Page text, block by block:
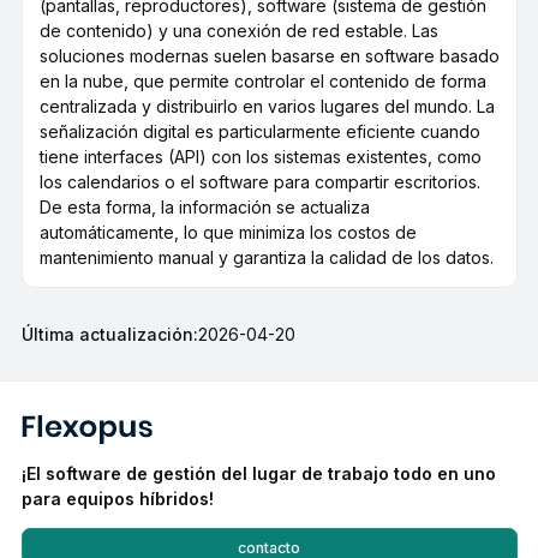
(pantallas, reproductores), software (sistema de gestión
de contenido) y una conexión de red estable. Las
soluciones modernas suelen basarse en software basado
en la nube, que permite controlar el contenido de forma
centralizada y distribuirlo en varios lugares del mundo. La
señalización digital es particularmente eficiente cuando
tiene interfaces (API) con los sistemas existentes, como
los calendarios o el software para compartir escritorios.
De esta forma, la información se actualiza
automáticamente, lo que minimiza los costos de
mantenimiento manual y garantiza la calidad de los datos.
Última actualización:2026-04-20
¡El software de gestión del lugar de trabajo todo en uno
para equipos híbridos!
contacto